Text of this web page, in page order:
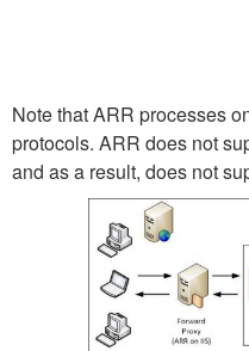
Note that ARR processes
protocols. ARR does not
and as a result, does not